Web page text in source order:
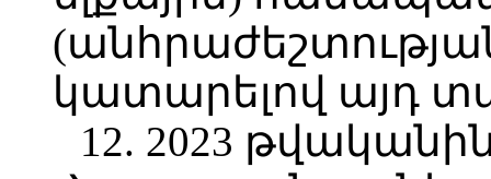
կատարելով այդ
12. 2023